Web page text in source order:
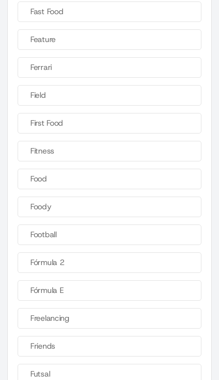
Fast Food
Feature
Ferrari
Field
First Food
Fitness
Food
Foody
Football
Fórmula 2
Fórmula E
Freelancing
Friends
Futsal